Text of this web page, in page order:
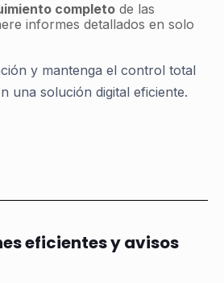
completo de las
informes detallados en solo
y mantenga el control total
una solución digital eficiente.
eficientes y avisos